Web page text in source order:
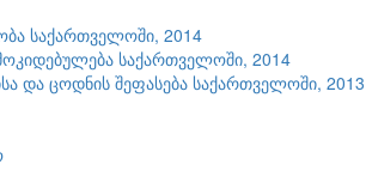
საქართველოში, 2014
საქართველოში, 2014
და ცოდნის შეფასება საქართველოში, 2013